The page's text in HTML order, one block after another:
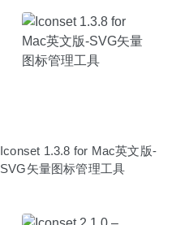
Iconset 1.3.8 for Mac英文版-
SVG矢量图标管理工具